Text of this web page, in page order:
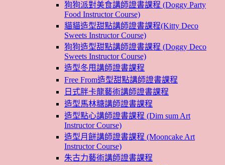
狗狗派對美食講師證書課程 (Doggy Party
Food Instructor Course)
貓貓造型甜點講師證書課程(Kitty Deco
Sweets Instructor Course)
狗狗造型甜點講師證書課程 (Doggy Deco
Sweets Instructor Course)
造型冬甩講師證書課程
Free From造型甜點講師證書課程
日式胖卡龍藝術講師證書課程
造型馬林糖講師證書課程
造型點心講師證書課程 (Dim sum Art
Instructor Course)
造型月餅講師證書課程 (Mooncake Art
Instructor Course)
朱古力藝術講師證書課程